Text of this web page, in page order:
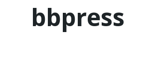
bbpress